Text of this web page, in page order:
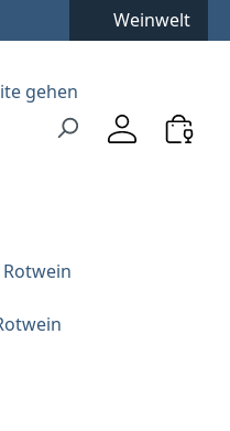
Weinwelt
Rotwein